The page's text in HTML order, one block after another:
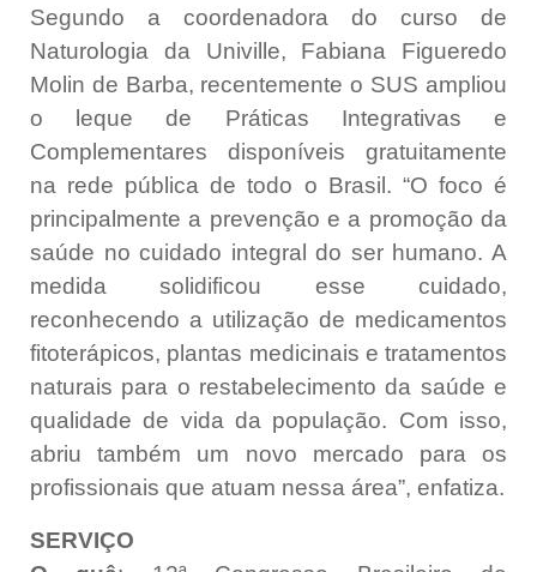
Segundo a coordenadora do curso de
Naturologia da Univille, Fabiana Figueredo
Molin de Barba, recentemente o SUS ampliou
o leque de Práticas Integrativas e
Complementares disponíveis gratuitamente
na rede pública de todo o Brasil. “O foco é
principalmente a prevenção e a promoção da
saúde no cuidado integral do ser humano. A
medida solidificou esse cuidado,
reconhecendo a utilização de medicamentos
fitoterápicos, plantas medicinais e tratamentos
naturais para o restabelecimento da saúde e
qualidade de vida da população. Com isso,
abriu também um novo mercado para os
profissionais que atuam nessa área”, enfatiza.
SERVIÇO